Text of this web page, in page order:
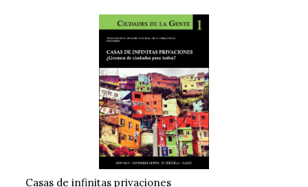
Casas de infinitas privaciones